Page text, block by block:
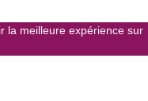
la meilleure expérience sur